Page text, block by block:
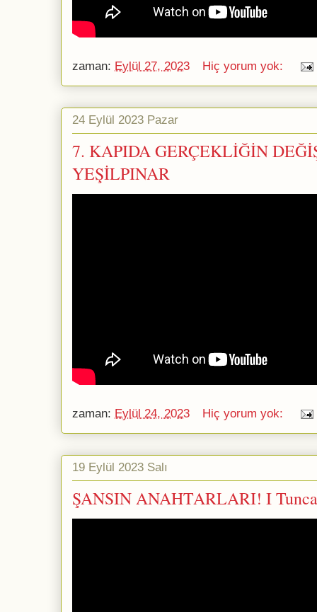
zaman: Eylül 27, 2023 Hiç yorum yok:
24 Eylül 2023 Pazar
7. KAPIDA GERÇEKLİĞİN
YEŞİLPINAR
zaman: Eylül 24, 2023 Hiç yorum yok:
19 Eylül 2023 Salı
ŞANSIN ANAHTARLARI! I